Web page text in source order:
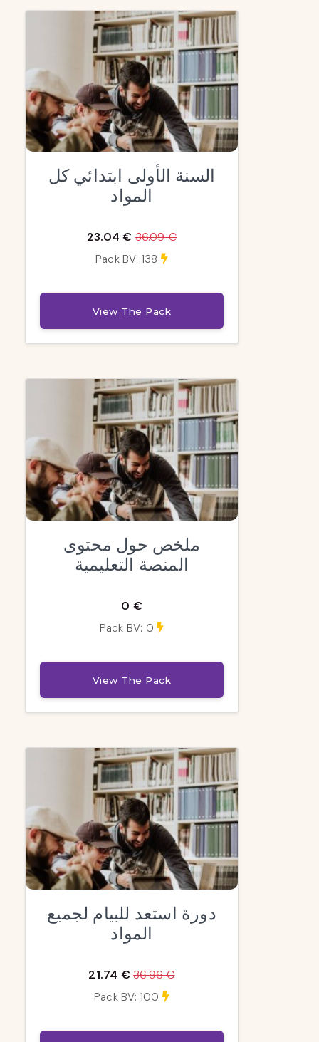
السنة الأولى ابتدائي كل
المواد
23.04 € 36.09 €
Pack BV: 138
View The Pack
ملخص حول محتوى
المنصة التعليمية
0 €
Pack BV: 0
View The Pack
دورة استعد للبيام لجميع
المواد
21.74 € 36.96 €
Pack BV: 100